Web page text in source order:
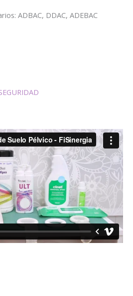
ADBAC, DDAC, ADEBAC